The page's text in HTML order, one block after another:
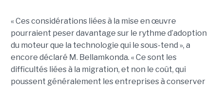
« Ces considérations liées à la mise en œuvre
pourraient peser davantage sur le rythme d’adoption
du moteur que la technologie qui le sous-tend », a
encore déclaré M. Bellamkonda. « Ce sont les
difficultés liées à la migration, et non le coût, qui
poussent généralement les entreprises à conserver